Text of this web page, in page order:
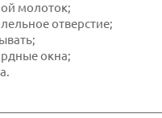
молоток;
отверстие;
окна;